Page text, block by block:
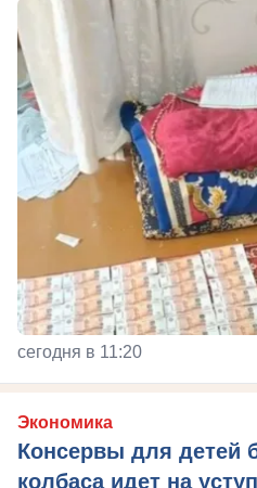
сегодня в 11:20
Экономика
Консервы для детей
колбаса идет на